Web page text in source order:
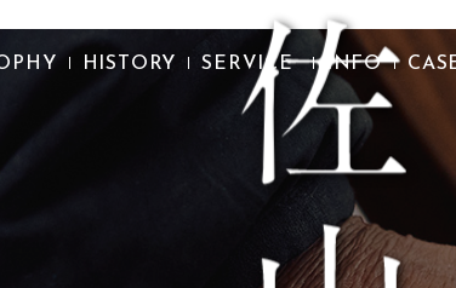
HISTORY SERVICE INFO